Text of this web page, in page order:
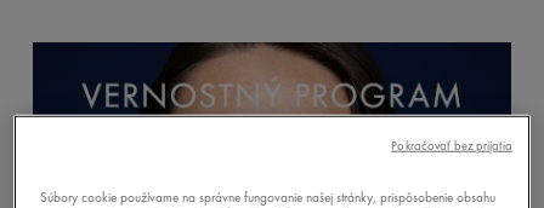
Súbory cookie používame na správne fungovanie našej stránky, prispôsobenie obsahu
Pokračovať bez prijatia